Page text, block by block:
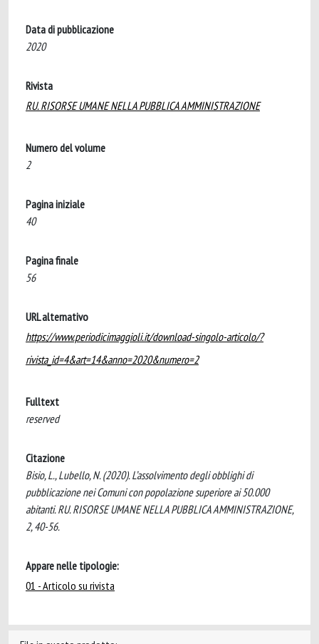
Data di pubblicazione
2020
Rivista
RU. RISORSE UMANE NELLA PUBBLICA AMMINISTRAZIONE
Numero del volume
2
Pagina iniziale
40
Pagina finale
56
URL alternativo
https://www.periodicimaggioli.it/download-singolo-articolo/?
rivista_id=4&art=14&anno=2020&numero=2
Fulltext
reserved
Citazione
Bisio, L., Lubello, N. (2020). L’assolvimento degli obblighi di
pubblicazione nei Comuni con popolazione superiore ai 50.000
abitanti. RU. RISORSE UMANE NELLA PUBBLICA AMMINISTRAZIONE,
2, 40-56.
Appare nelle tipologie:
01 - Articolo su rivista